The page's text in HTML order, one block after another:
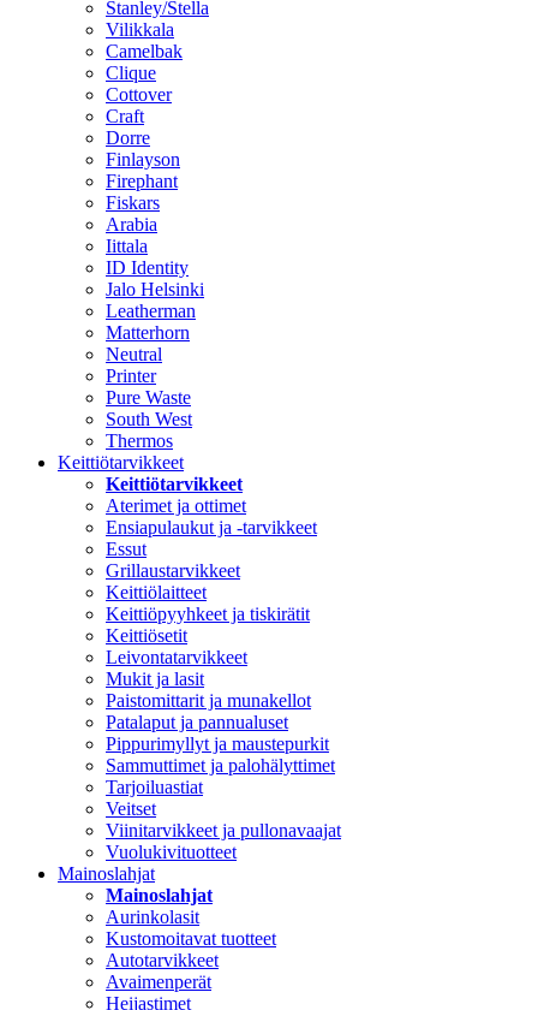
Stanley/Stella
Vilikkala
Camelbak
Clique
Cottover
Craft
Dorre
Finlayson
Firephant
Fiskars
Arabia
Iittala
ID Identity
Jalo Helsinki
Leatherman
Matterhorn
Neutral
Printer
Pure Waste
South West
Thermos
Keittiötarvikkeet
Keittiötarvikkeet
Aterimet ja ottimet
Ensiapulaukut ja -tarvikkeet
Essut
Grillaustarvikkeet
Keittiölaitteet
Keittiöpyyhkeet ja tiskirätit
Keittiösetit
Leivontatarvikkeet
Mukit ja lasit
Paistomittarit ja munakellot
Patalaput ja pannualuset
Pippurimyllyt ja maustepurkit
Sammuttimet ja palohälyttimet
Tarjoiluastiat
Veitset
Viinitarvikkeet ja pullonavaajat
Vuolukivituotteet
Mainoslahjat
Mainoslahjat
Aurinkolasit
Kustomoitavat tuotteet
Autotarvikkeet
Avaimenperät
Heijastimet